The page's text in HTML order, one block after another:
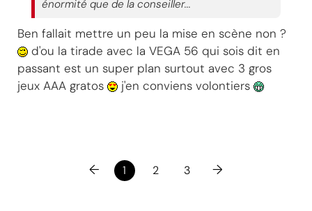
énormité que de la conseiller...
Ben fallait mettre un peu la mise en scène non ?
d'ou la tirade avec la VEGA 56 qui sois dit en
passant est un super plan surtout avec 3 gros
jeux AAA gratos
j'en conviens volontiers
← 1 2 3 →